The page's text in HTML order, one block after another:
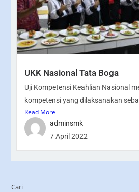
UKK Nasional Tata Boga
Uji Kompetensi Keahlian Nasional
kompetensi yang dilaksanakan
Read More
adminsmk
7 April 2022
Cari